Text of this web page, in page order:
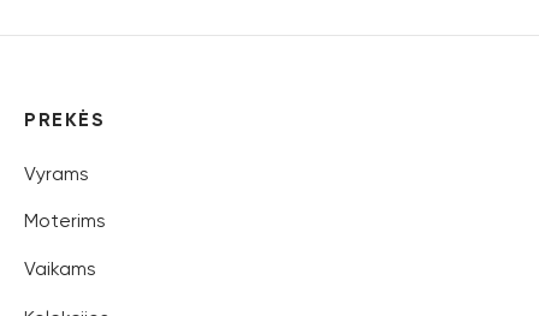
PREKĖS
Vyrams
Moterims
Vaikams